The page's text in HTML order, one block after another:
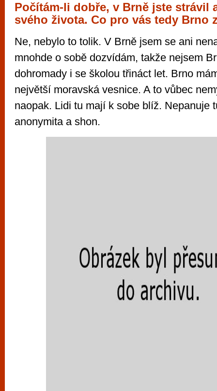
Počítám-li dobře, v Brně jste strávil
svého života. Co pro vás tedy Brno
Ne, nebylo to tolik. V Brně jsem se ani
mnohde o sobě dozvídám, takže nejsem
dohromady i se školou třináct let. Brno
největší moravská vesnice. A to vůbec
naopak. Lidi tu mají k sobe blíž. Nepanuje
anonymita a shon.